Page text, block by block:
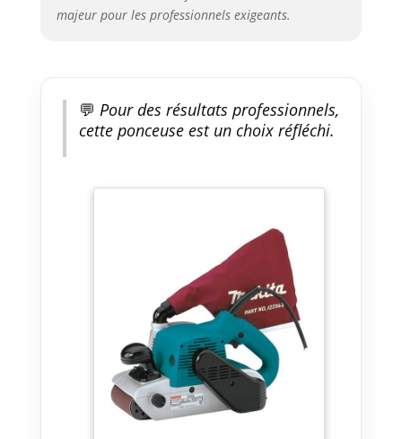
majeur pour les professionnels exigeants.
💬 Pour des résultats professionnels,
cette ponceuse est un choix réfléchi.